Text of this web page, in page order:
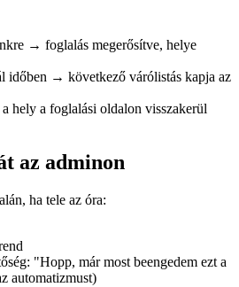
→ foglalás megerősítve, helye
időben → következő várólistás kapja az
hely a foglalási oldalon visszakerül
az adminon
ha tele az óra:
"Hopp, már most beengedem ezt a
automatizmust)